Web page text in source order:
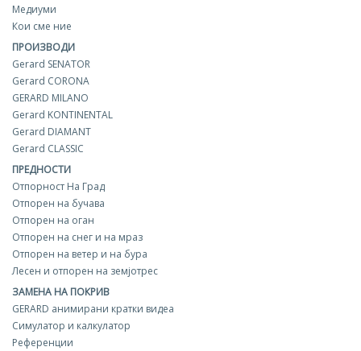
Медиуми
Кои сме ние
ПРОИЗВОДИ
Gerard SENATOR
Gerard CORONA
GERARD MILANO
Gerard KONTINENTAL
Gerard DIAMANT
Gerard CLASSIC
ПРЕДНОСТИ
Отпорност На Град
Отпорен на бучава
Отпорен на оган
Отпорен на снег и на мраз
Отпорен на ветер и на бура
Лесен и отпорен на земјотрес
ЗАМЕНА НА ПОКРИВ
GERARD aнимирани кратки видеа
Симулатор и калкулатор
Референции